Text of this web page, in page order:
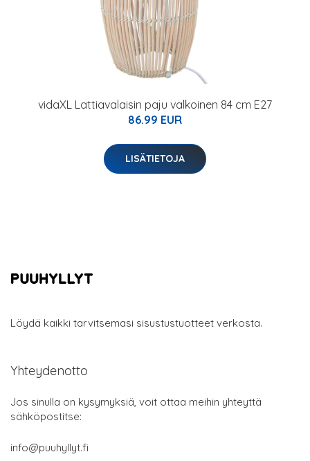
vidaXL Lattiavalaisin paju valkoinen 84 cm E27
86.99 EUR
LISÄTIETOJA
Löydä kaikki tarvitsemasi sisustustuotteet verkosta.
Yhteydenotto
Jos sinulla on kysymyksiä, voit ottaa meihin yhteyttä
sähköpostitse:
info@puuhyllyt.fi